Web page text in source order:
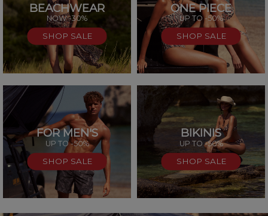
BEACHWEAR
NOW -30%
SHOP SALE
ONE PIECE
UP TO -50%
SHOP SALE
FOR MEN'S
UP TO -50%
SHOP SALE
BIKINIS
UP TO -50%
SHOP SALE